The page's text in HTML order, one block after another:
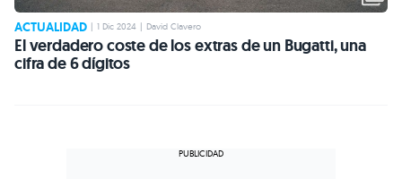
ACTUALIDAD 1 Dic 2024 David Clavero
El verdadero coste de los extras de un Bugatti, una
cifra de 6 dígitos